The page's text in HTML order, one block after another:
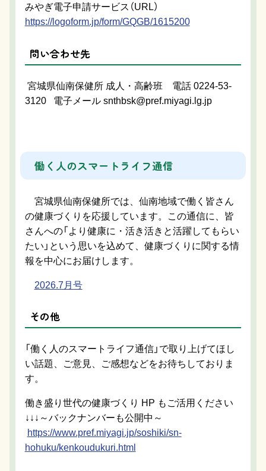
みやぎ電子申請サービス（URL）
https://logoform.jp/form/GQGB/1615200
問い合わせ先
宮城県仙南保健所 成人・高齢班 電話 0224-53-
3120 電子メール snthbsk@pref.miyagi.lg.jp
働く人のスマートライフ通信
宮城県仙南保健所では、仙南地域で働く皆さん
の健康づくりを応援しています。この通信に、皆
さんへの「より健康に・活き活きと活躍してもらい
たい」という思いを込めて、健康づくりに関する情
報を中心にお届けします。
2026.7月号
その他
「働く人のスマートライフ通信」で取り上げてほし
い話題、ご意見、ご感想などをお待ちしておりま
す。
働き盛り世代の健康づくり HP もご活用ください
↓↓↓～バックナンバーも公開中～
https://www.pref.miyagi.jp/soshiki/sn-
hohuku/kenkoudukuri.html